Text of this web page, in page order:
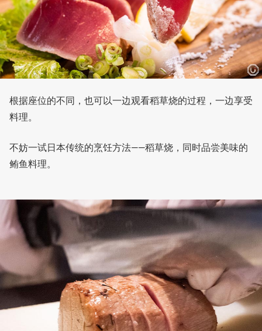
根据座位的不同，也可以一边观看稻草烧的过程，一边享受
料理。
不妨一试日本传统的烹饪方法——稻草烧，同时品尝美味的
鲔鱼料理。